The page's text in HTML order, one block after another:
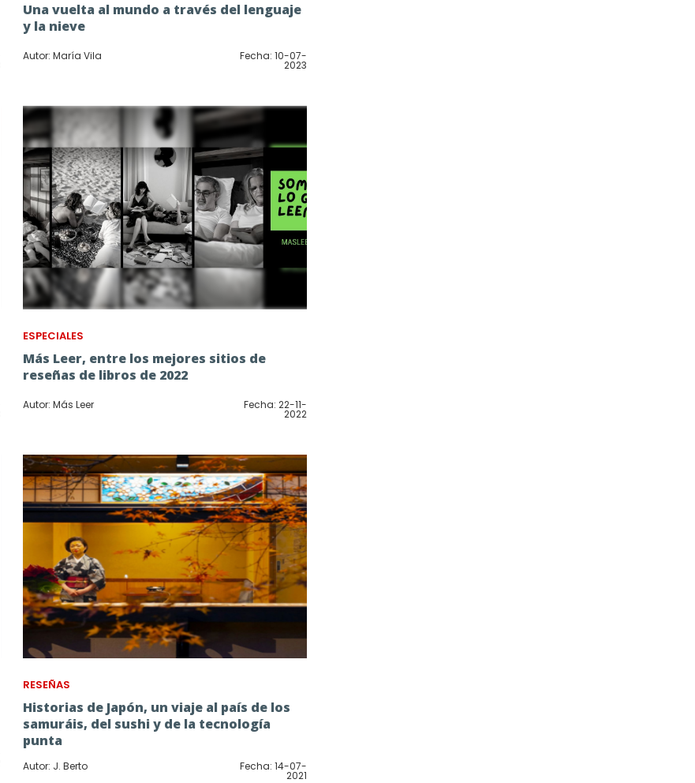
Una vuelta al mundo a través del lenguaje
y la nieve
Autor: María Vila Fecha: 10-07-
2023
ESPECIALES
Más Leer, entre los mejores sitios de
reseñas de libros de 2022
Autor: Más Leer Fecha: 22-11-
2022
RESEÑAS
Historias de Japón, un viaje al país de los
samuráis, del sushi y de la tecnología
punta
Autor: J. Berto Fecha: 14-07-
2021